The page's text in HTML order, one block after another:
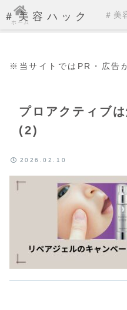
＃美容ハック
※当サイトではPR・広告
プロアクティブ
(2)
2026.02.10
ホーム
＃美